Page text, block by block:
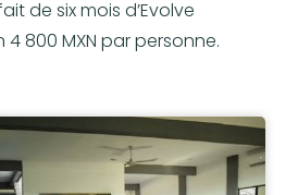
de six mois d’Evolve
800 MXN par personne.